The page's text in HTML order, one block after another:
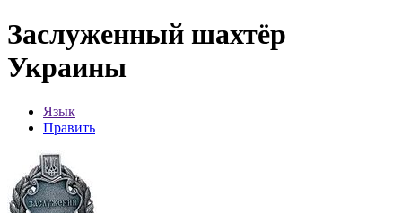
Заслуженный шахтёр
Украины
Язык
Править